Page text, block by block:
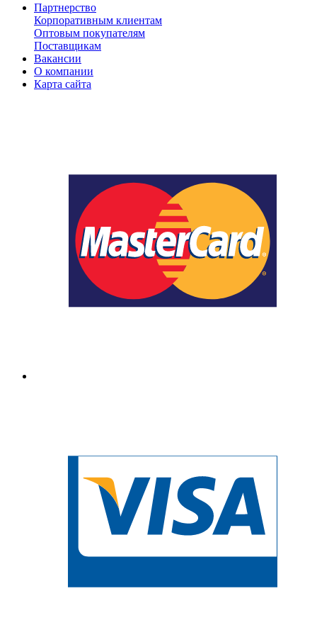
Партнерство
Корпоративным клиентам
Оптовым покупателям
Поставщикам
Вакансии
О компании
Карта сайта